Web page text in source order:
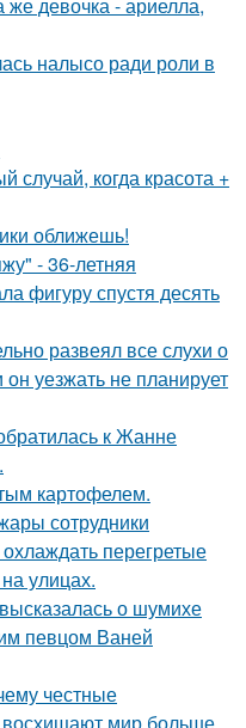
налысо ради роли в
случай, когда красота +
оближешь!
- 36-летняя
фигуру спустя десять
развеял все слухи о
уезжать не планирует
к Жанне
картофелем.
сотрудники
перегретые
улицах.
о шумихе
певцом Ваней
честные